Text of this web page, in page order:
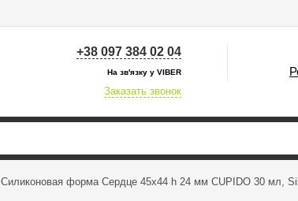
+38 097 384 02 04
На зв'язку у VIBER
Заказать звонок
Силиконовая форма Сердце 45x44 h 24 мм CUPIDO 30 мл,